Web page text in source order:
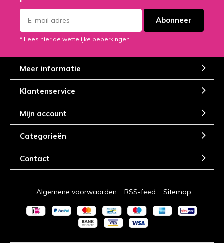
Abonneer
* Lees hier de wettelijke beperkingen
Meer informatie
Klantenservice
Mijn account
Categorieën
Contact
Algemene voorwaarden RSS-feed Sitemap